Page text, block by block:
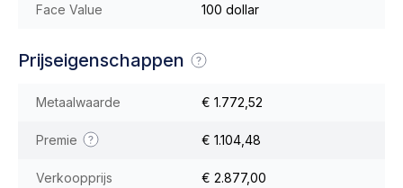
Face Value 100 dollar
Prijseigenschappen
Metaalwaarde € 1.772,52
Premie € 1.104,48
Verkoopprijs € 2.877,00